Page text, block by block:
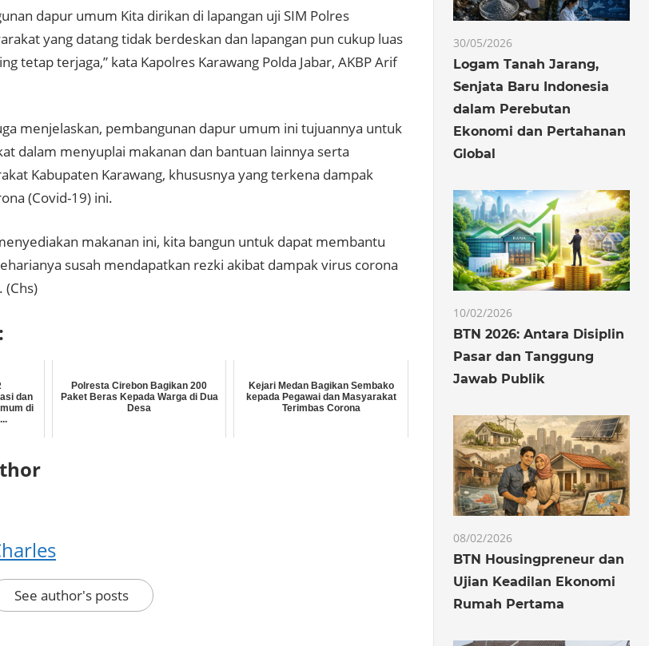
dapur umum Kita dirikan di lapangan uji SIM Polres
yang datang tidak berdeskan dan lapangan pun cukup luas
tetap terjaga,” kata Kapolres Karawang Polda Jabar, AKBP Arif
menjelaskan, pembangunan dapur umum ini tujuannya untuk
dalam menyuplai makanan dan bantuan lainnya serta
Kabupaten Karawang, khususnya yang terkena dampak
(Covid-19) ini.
makanan ini, kita bangun untuk dapat membantu
susah mendapatkan rezki akibat dampak virus corona
(Chs)
dan
di
Polresta Cirebon Bagikan 200
Paket Beras Kepada Warga di Dua
Desa
Kejari Medan Bagikan Sembako
kepada Pegawai dan Masyarakat
Terimbas Corona
See author's posts
30/05/2026
Logam Tanah Jarang,
Senjata Baru Indonesia
dalam Perebutan
Ekonomi dan Pertahanan
Global
10/02/2026
BTN 2026: Antara Disiplin
Pasar dan Tanggung
Jawab Publik
08/02/2026
BTN Housingpreneur dan
Ujian Keadilan Ekonomi
Rumah Pertama